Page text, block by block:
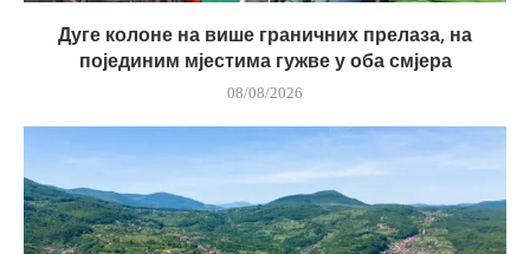
Дуге колоне на више граничних прелаза, на
појединим мјестима гужве у оба смјера
08/08/2026